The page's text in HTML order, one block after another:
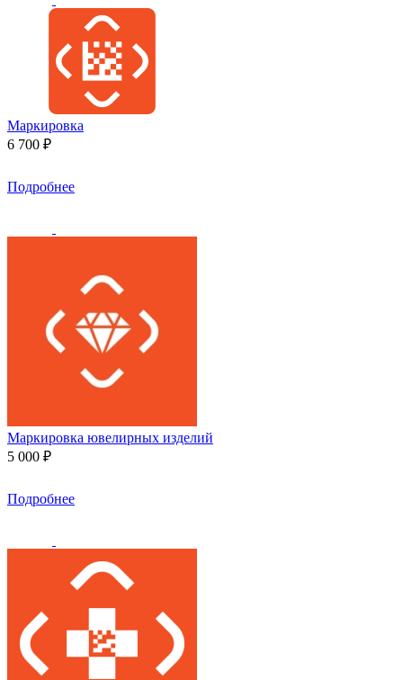
Маркировка
6 700 ₽
Подробнее
Маркировка ювелирных изделий
5 000 ₽
Подробнее